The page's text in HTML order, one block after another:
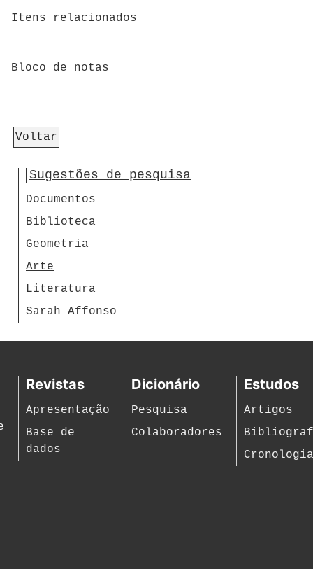
Itens relacionados
Bloco de notas
Voltar
Sugestões de pesquisa
Documentos
Biblioteca
Geometria
Arte
Literatura
Sarah Affonso
Revistas
Apresentação
Base de
dados
Dicionário
Pesquisa
Colaboradores
Estudos
Artigos